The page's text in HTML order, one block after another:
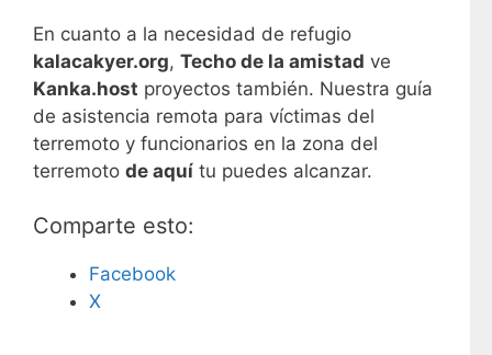
En cuanto a la necesidad de refugio
kalacakyer.org, Techo de la amistad ve
Kanka.host proyectos también. Nuestra guía
de asistencia remota para víctimas del
terremoto y funcionarios en la zona del
terremoto de aquí tu puedes alcanzar.
Comparte esto:
Facebook
X